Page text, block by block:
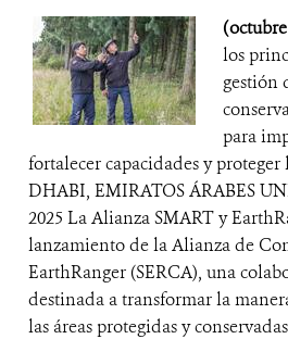
los
gestión
para
fortalecer capacidades y
DHABI, EMIRATOS ÁRABES
2025 La Alianza SMART y
lanzamiento de la Alianza de
EarthRanger (SERCA), una
destinada a transformar la
las áreas protegidas y